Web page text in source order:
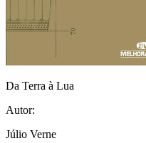
Da Terra à Lua
Autor:
Júlio Verne